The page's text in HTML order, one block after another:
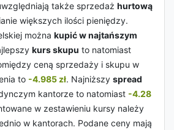
także sprzedaż hurtową
większych ilości pieniędzy.
można kupić w najtańszym
kurs skupu to natomiast
ceną sprzedaży i skupu w
to -4.985 zł. Najniższy spread
kantorze to natomiast -4.28
w zestawieniu kursy należy
w kantorach. Podane ceny mają